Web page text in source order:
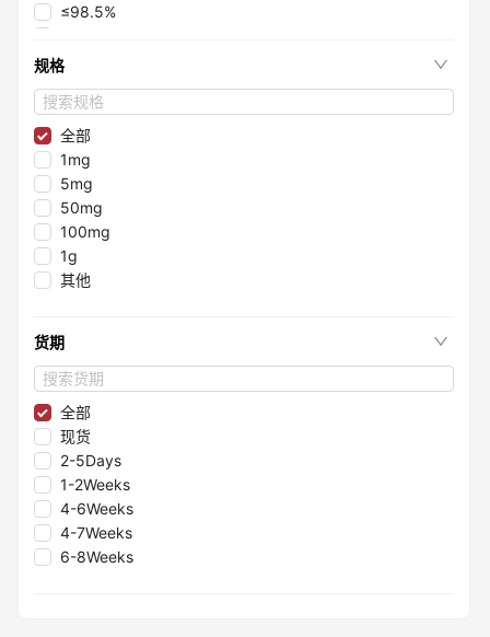
≤98.5%
≤99.1%
≤98.6%
≤98.35%
≤99.75%
≤99.997%
≤99.995%
≤96.1%
≤98.05%
≤99.8%
≤99.99%
≤99.998%
≤98.3%
≤98.8%
≤99.993%
≤95.85%
≤95.5%
≤99.9999%
≤95.4%
≤99.7%
规格
全部
1mg
5mg
50mg
100mg
1g
其他
货期
全部
现货
2-5Days
1-2Weeks
4-6Weeks
4-7Weeks
6-8Weeks